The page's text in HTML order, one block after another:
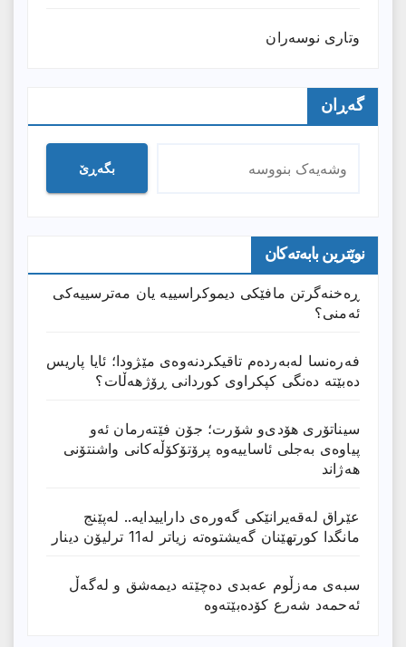
وتارى نوسەران
گەڕان
بگەڕێ
نوێترین بابەتەکان
ڕەخنەگرتن مافێکی دیموکراسییە یان مەترسییەکی
ئەمنی؟
فەرەنسا لەبەردەم تاقیکردنەوەی مێژودا؛ ئایا پاریس
دەبێتە دەنگی کپکراوی کوردانی ڕۆژھەڵات؟
سیناتۆری هۆدی‌و شۆرت؛ جۆن فێتەرمان ئەو
پیاوەی بەجلی ئاساییەوە پرۆتۆکۆڵەکانی واشنتۆنی
هەژاند
عێراق له‌قه‌یرانێكى گه‌وره‌ى داراییدایه‌.. له‌پێنج
مانگدا كورتهێنان گه‌یشتوه‌ته‌ زیاتر له‌11 ترلیۆن دینار
سبەی مەزڵوم عەبدی دەچێتە دیمەشق و لەگەڵ
ئەحمەد شەرع کۆدەبێتەوە